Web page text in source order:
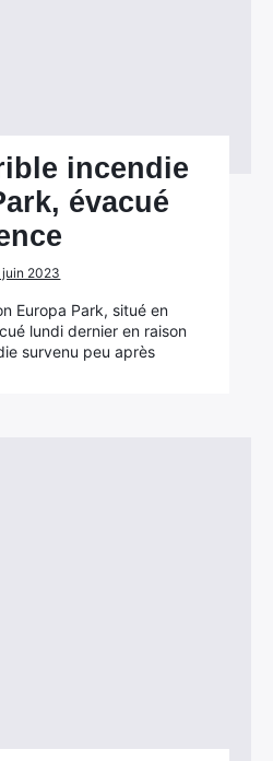
incendie
évacué
juin 2023
Europa Park, situé en
lundi dernier en raison
survenu peu après